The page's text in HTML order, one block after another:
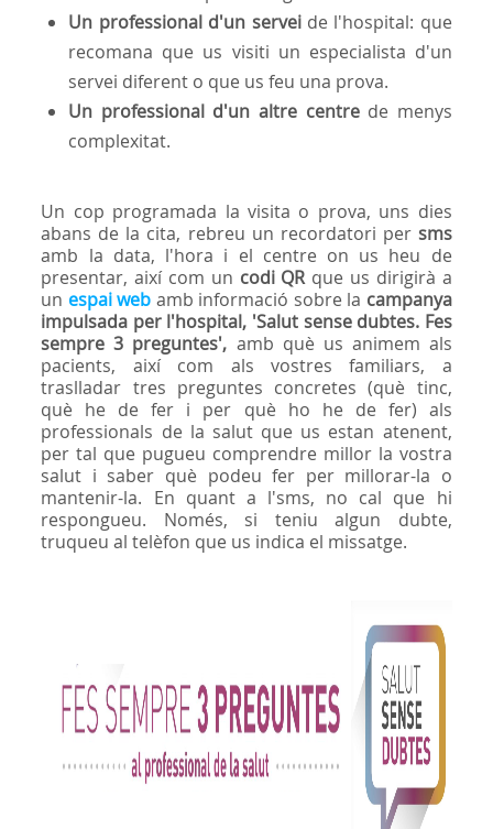
Un professional d'un servei de l'hospital: que
recomana que us visiti un especialista d'un
servei diferent o que us feu una prova.
Un professional d'un altre centrede menys
complexitat.
Un cop programada la visita o prova, uns dies
abans de la cita, rebreu un recordatori persms
amb la data, l'hora i el centre on us heu de
presentar, així com un codi QR que us dirigirà a
un espai web amb informació sobre la campanya
impulsada per l'hospital, 'Salut sense dubtes. Fes
sempre 3 preguntes', amb què us animem als
pacients, així com als vostres familiars, a
traslladar tres preguntes concretes (què tinc,
què he de fer i per què ho he de fer) als
professionals de la salut que us estan atenent,
per tal que pugueu comprendre millor la vostra
salut i saber què podeu fer per millorar-la o
mantenir-la. En quant a l'sms, no cal que hi
respongueu. Només, si teniu algun dubte,
truqueu al telèfon que us indica el missatge.